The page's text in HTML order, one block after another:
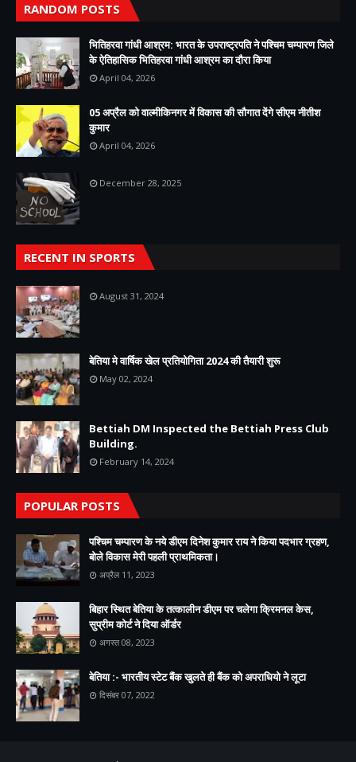
RANDOM POSTS
भितिहरवा गांधी आश्रम: भारत के उपराष्ट्रपति ने पश्चिम चम्पारण जिले
के ऐतिहासिक भितिहरवा गांधी आश्रम का दौरा किया
April 04, 2026
05 अप्रैल को वाल्मीकिनगर में विकास की सौगात देंगे सीएम नीतीश
कुमार
April 04, 2026
December 28, 2025
RECENT IN SPORTS
August 31, 2024
बेतिया मे वार्षिक खेल प्रतियोगिता 2024 की तैयारी शुरू
May 02, 2024
Bettiah DM Inspected the Bettiah Press Club
Building.
February 14, 2024
POPULAR POSTS
पश्चिम चम्पारण के नये डीएम दिनेश कुमार राय ने किया पदभार ग्रहण,
बोले विकास मेरी पहली प्राथमिकता।
अप्रैल 11, 2023
बिहार स्थित बेतिया के तत्कालीन डीएम पर चलेगा क्रिमनल केस,
सुप्रीम कोर्ट ने दिया ऑर्डर
अगस्त 08, 2023
बेतिया :- भारतीय स्टेट बैंक खुलते ही बैंक को अपराधियो ने लूटा
दिसंबर 07, 2022